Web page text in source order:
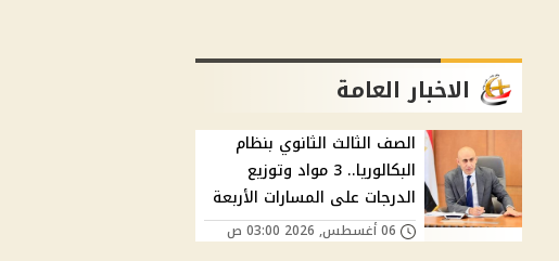
الاخبار العامة
الصف الثالث الثانوي بنظام
البكالوريا.. 3 مواد وتوزيع
الدرجات على المسارات الأربعة
06 أغسطس, 2026 03:00 ص